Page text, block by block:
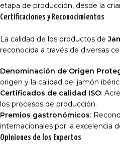
etapa de producción, desde la
Certificaciones y Reconocimientos
La calidad de los productos de
reconocida a través de diversas
Denominación de Origen
origen y la calidad del jamón
Certificados de calidad ISO:
los procesos de producción.
Premios gastronómicos:
internacionales por la excelencia
Opiniones de los Expertos